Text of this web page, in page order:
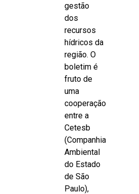
gestão
dos
recursos
hídricos da
região. O
boletim é
fruto de
uma
cooperação
entre a
Cetesb
(Companhia
Ambiental
do Estado
de São
Paulo),